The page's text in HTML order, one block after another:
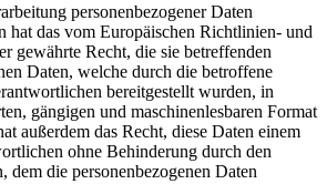
personenbezogener Daten
hat das vom Europäischen Richtlinien- und
gewährte Recht, die sie betreffenden
Daten, welche durch die betroffene
bereitgestellt wurden, in
gängigen und maschinenlesbaren Format
außerdem das Recht, diese Daten einem
ohne Behinderung durch den
dem die personenbezogenen Daten